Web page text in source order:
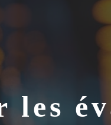
les